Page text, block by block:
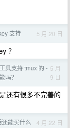
支持 5 月 20 日
？
具支持 tmux 的 -
吗？
5 月
9 日
还有很多不完善的
能买什么 4 月 22 日